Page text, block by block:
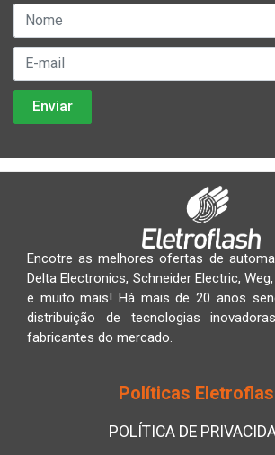
Encotre as melhores ofertas de
Delta Electronics, Schneider Electric,
e muito mais! Há mais de 20 anos
distribuição de tecnologias
fabricantes do mercado.
Políticas
POLÍTICA DE